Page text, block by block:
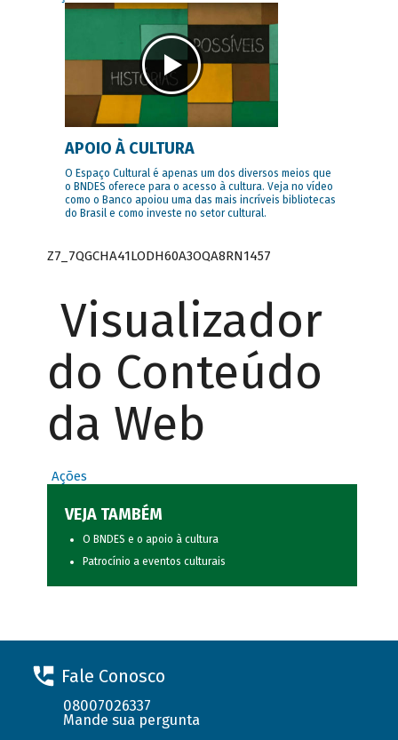
APOIO À CULTURA
O Espaço Cultural é apenas um dos diversos meios que
o BNDES oferece para o acesso à cultura. Veja no vídeo
como o Banco apoiou uma das mais incríveis bibliotecas
do Brasil e como investe no setor cultural.
Z7_7QGCHA41LODH60A3OQA8RN1457
Visualizador
do Conteúdo
da Web
Ações
VEJA TAMBÉM
O BNDES e o apoio à cultura
Patrocínio a eventos culturais
Fale Conosco
08007026337
Mande sua pergunta